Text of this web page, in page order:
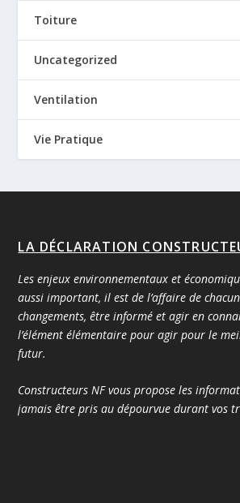
Toiture
Uncategorized
Ventilation
Vie Pratique
LA DÉCLARATION
Les enjeux environnementaux et
aussi important, il est de l’affaire de
changements, être informé et agir en
l’élément élémentaire pour agir pour le
futur.
Constructeurs NF vous propose les
jamais être pris au dépourvue durant vos